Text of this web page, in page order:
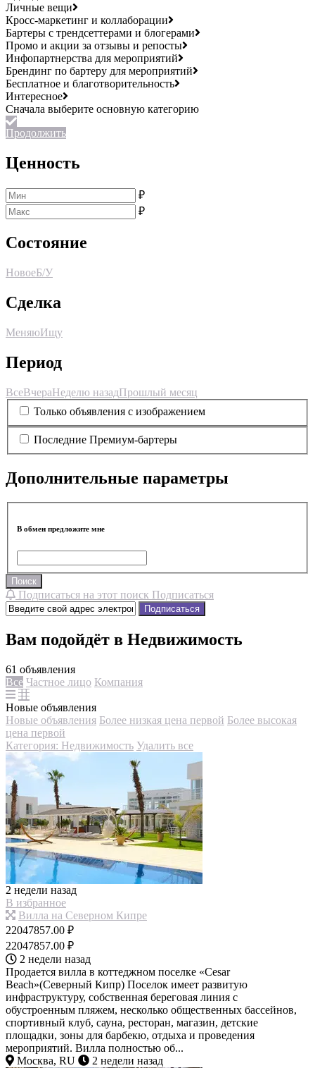
Личные вещи
Кросс-маркетинг и коллаборации
Бартеры с трендсеттерами и блогерами
Промо и акции за отзывы и репосты
Инфопартнерства для мероприятий
Брендинг по бартеру для мероприятий
Бесплатное и благотворительность
Интересное
Продолжить
Ценность
₽
₽
Состояние
НовоеБ/У
Сделка
МеняюИщу
Период
ВсеВчераНеделю назадПрошлый месяц
Только объявления с изображением
Последние Премиум-бартеры
Дополнительные параметры
В обмен предложите мне
Поиск
Подписаться на этот поиск Подписаться
Подписаться
Вам подойдёт в Недвижимость
61 объявления
Все Частное лицо Компания
Новые объявления
Новые объявления Более низкая цена первой Более высокая
цена первой
Категория: Недвижимость Удалить все
2 недели назад
В избранное
Вилла на Северном Кипре
22047857.00 ₽
22047857.00 ₽
2 недели назад
Продается вилла в коттеджном поселке «Cesar
Beach»(Северный Кипр) Поселок имеет развитую
инфраструктуру, собственная береговая линия с
обустроенным пляжем, несколько общественных бассейнов,
спортивный клуб, сауна, ресторан, магазин, детские
площадки, зоны для барбекю, отдыха и проведения
мероприятий. Вилла полностью об...
Москва, RU
2 недели назад